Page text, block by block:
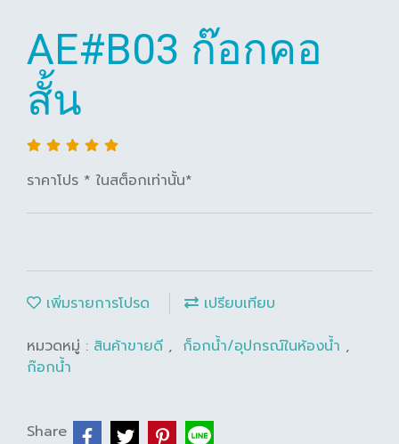
AE#B03 ก๊อกคอ
สั้น
ราคาโปร * ในสต็อกเท่านั้น*
เพิ่มรายการโปรด
เปรียบเทียบ
หมวดหมู่ : สินค้าขายดี , ก็อกน้ำ/อุปกรณ์ในห้องน้ำ ,
ก๊อกน้ำ
Share